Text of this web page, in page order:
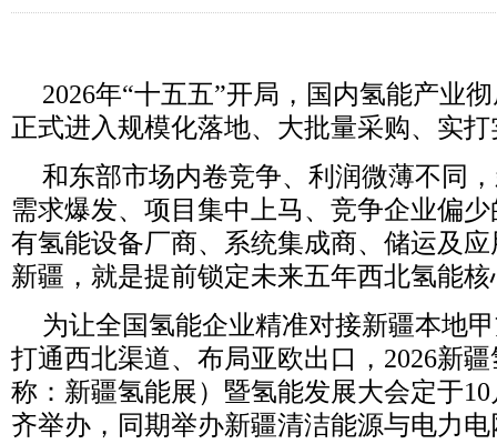
2026年“十五五”开局，国内氢能产业
正式进入规模化落地、大批量采购、实
和东部市场内卷竞争、利润微薄不同
需求爆发、项目集中上马、竞争企业偏
有氢能设备厂商、系统集成商、储运及
新疆，就是提前锁定未来五年西北氢能
为让全国氢能企业精准对接新疆本地
打通西北渠道、布局亚欧出口， 2026新
称：新疆氢能展）暨氢能发展大会定于10
齐举办，同期举办新疆清洁能源与电力